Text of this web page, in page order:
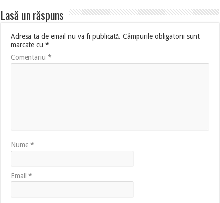
Lasă un răspuns
Adresa ta de email nu va fi publicată. Câmpurile obligatorii sunt
marcate cu*
Comentariu*
Nume*
Email*